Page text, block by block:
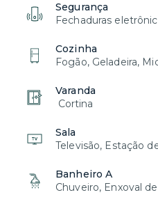
Segurança
Fechaduras
Cozinha
Fogão, Geladeira,
Varanda
Cortina
Sala
Televisão, Estação
Banheiro A
Chuveiro, Enxoval